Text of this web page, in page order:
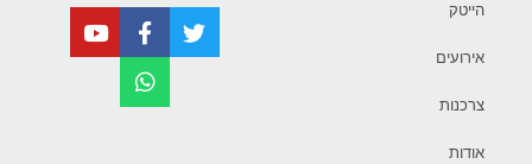
הייטק
אירועים
צרכנות
אודות